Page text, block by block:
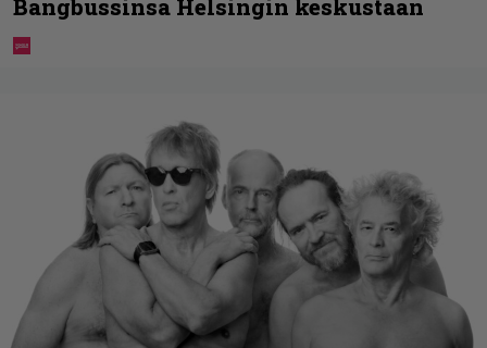
Bangbussinsa Helsingin keskustaan